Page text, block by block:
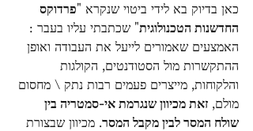
כאן בדיוק בא לידי ביטוי שנקרא "פרדוקס
החדשנות הטכנולוגית" שכתבתי עליו בעבר :
האמצעים שאמורים לייעל את העבודה ואופן
ההתקשרות מול הסטודנטים, הקולגות
והלקוחות, מייצרים פעמים רבות נתק \ מחסום
מולם, זאת מכיוון שנגרמת אי-סמטריה בין
שולח המסר לבין מקבל המסר. מכיוון שבצורת